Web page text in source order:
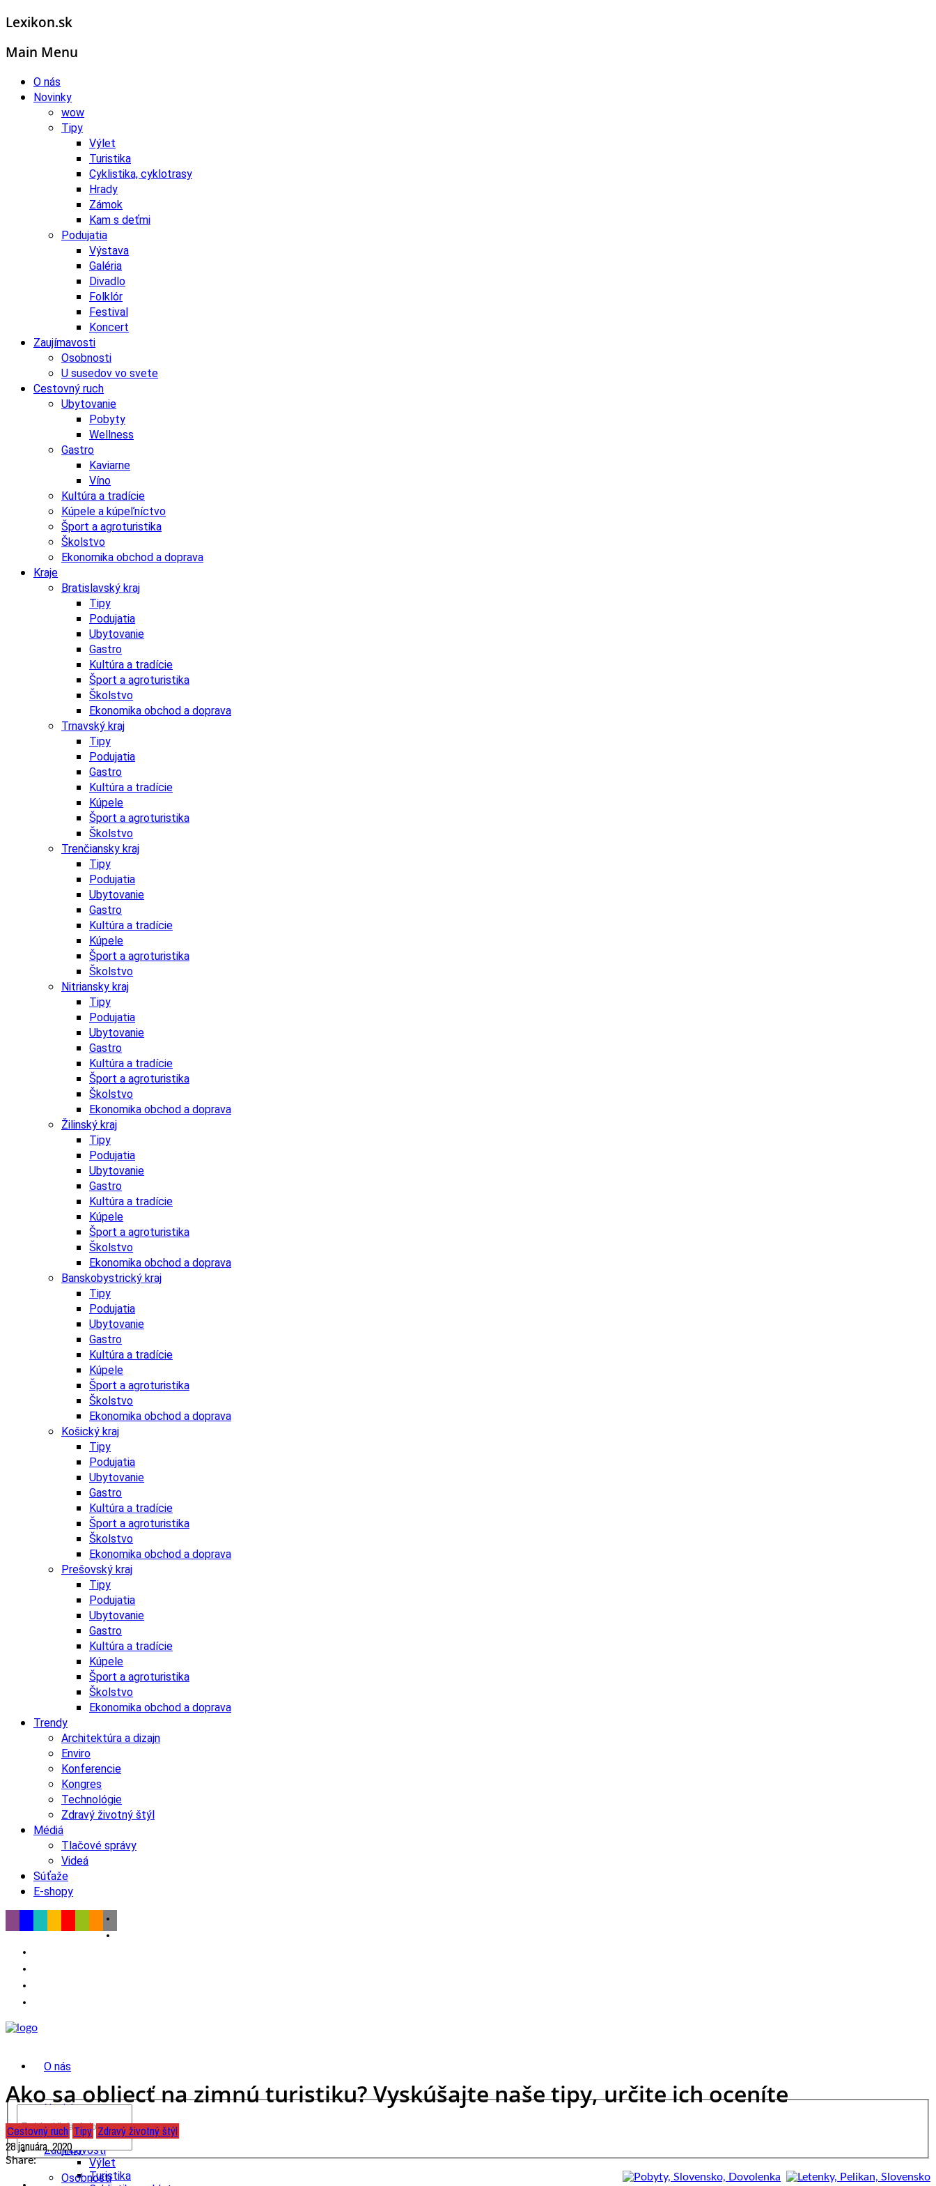
Lexikon.sk
Main Menu
O nás
Novinky
wow
Tipy
Výlet
Turistika
Cyklistika, cyklotrasy
Hrady
Zámok
Kam s deťmi
Podujatia
Výstava
Galéria
Divadlo
Folklór
Festival
Koncert
Zaujímavosti
Osobnosti
U susedov vo svete
Cestovný ruch
Ubytovanie
Pobyty
Wellness
Gastro
Kaviarne
Víno
Kultúra a tradície
Kúpele a kúpeľníctvo
Šport a agroturistika
Školstvo
Ekonomika obchod a doprava
Kraje
Bratislavský kraj
Tipy
Podujatia
Ubytovanie
Gastro
Kultúra a tradície
Šport a agroturistika
Školstvo
Ekonomika obchod a doprava
Trnavský kraj
Tipy
Podujatia
Gastro
Kultúra a tradície
Kúpele
Šport a agroturistika
Školstvo
Trenčiansky kraj
Tipy
Podujatia
Ubytovanie
Gastro
Kultúra a tradície
Kúpele
Šport a agroturistika
Školstvo
Nitriansky kraj
Tipy
Podujatia
Ubytovanie
Gastro
Kultúra a tradície
Šport a agroturistika
Školstvo
Ekonomika obchod a doprava
Žilinský kraj
Tipy
Podujatia
Ubytovanie
Gastro
Kultúra a tradície
Kúpele
Šport a agroturistika
Školstvo
Ekonomika obchod a doprava
Banskobystrický kraj
Tipy
Podujatia
Ubytovanie
Gastro
Kultúra a tradície
Kúpele
Šport a agroturistika
Školstvo
Ekonomika obchod a doprava
Košický kraj
Tipy
Podujatia
Ubytovanie
Gastro
Kultúra a tradície
Šport a agroturistika
Školstvo
Ekonomika obchod a doprava
Prešovský kraj
Tipy
Podujatia
Ubytovanie
Gastro
Kultúra a tradície
Kúpele
Šport a agroturistika
Školstvo
Ekonomika obchod a doprava
Trendy
Architektúra a dizajn
Enviro
Konferencie
Kongres
Technológie
Zdravý životný štýl
Médiá
Tlačové správy
Videá
Súťaže
E-shopy
O nás
Novinky
wow
Tipy
Výlet
Turistika
Zaujímavosti
Osobnosti
Ako sa obliecť na zimnú turistiku? Vyskúšajte naše tipy, určite ich oceníte
Cestovný ruch Tipy Zdravý životný štýl
28 januára, 2020
Share: